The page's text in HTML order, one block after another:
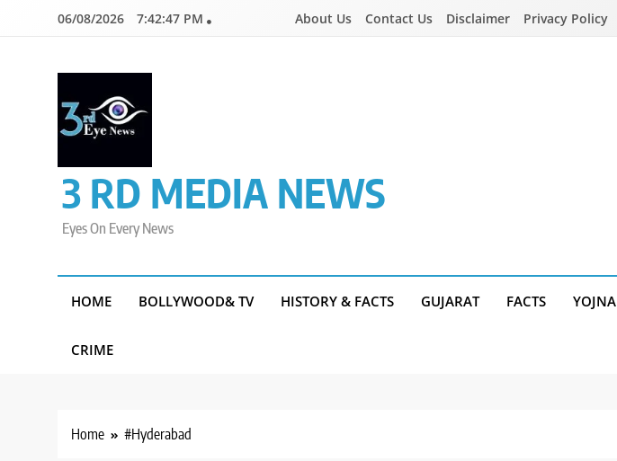
06/08/2026 7:42:47 PM About Us Contact Us Disclaimer Privacy Policy
3 RD MEDIA NEWS
Eyes On Every News
HOME BOLLYWOOD& TV HISTORY & FACTS GUJARAT FACTS YOJNA
CRIME
Home #Hyderabad